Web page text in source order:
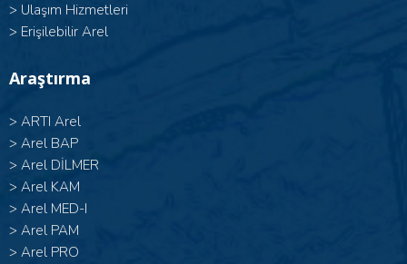
> Ulaşım Hizmetleri
> Erişilebilir Arel
Araştırma
> ARTI Arel
> Arel BAP
> Arel DİLMER
> Arel KAM
> Arel MED-I
> Arel PAM
> Arel PRO